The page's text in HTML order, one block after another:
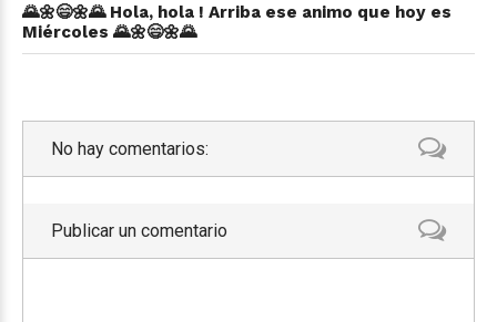
🌄🌼😄🌼🌄 Hola, hola ! Arriba ese animo que hoy es
Miércoles 🌄🌼😄🌼🌄
No hay comentarios:
Publicar un comentario